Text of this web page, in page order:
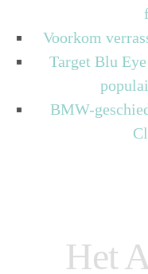
Voorkom
Target Blu
BMW-
Het